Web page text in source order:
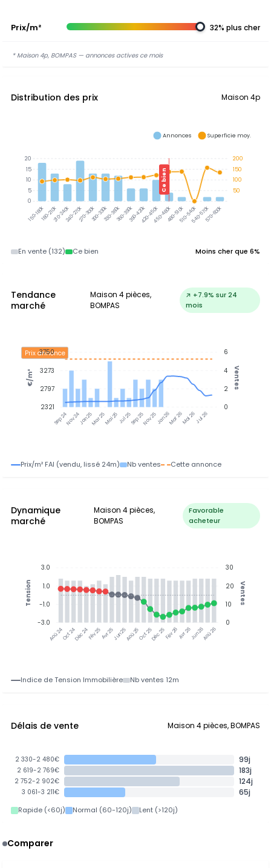
Prix/m² 32% plus cher
* Maison 4p, BOMPAS — annonces actives ce mois
Distribution des prix Maison 4p
150-180k180-210k210-240k240-270k270-300k300-330k330-360k360-390k390-420k420-450k450-480k480-510k510-540k540-570k570-600k
Ce bien
200
150
100
50
20
15
10
5
0
Annonces Superficie moy.
En vente (132) Ce bien Moins cher que 6%
Tendance
marché
Maison 4 pièces,
BOMPAS
↗ +7.9% sur 24
mois
Sep 24Nov 24Jan 25Mar 25Mai 25Jul 25Sep 25Nov 25Jan 26Mar 26Mai 26Jul 26
Prix annonce 6
4
2
0
Ventes
3750
3273
2797
2321
€/m²
Prix/m² FAI (vendu, lissé 24m) Nb ventes Cette annonce
Dynamique
marché
Maison 4 pièces,
BOMPAS
Favorable
acheteur
Aoû 24Oct 24Déc 24Fév 25Avr 25Jun 25Aoû 25Oct 25Déc 25Fév 26Avr 26Jun 26Aoû 26
30
20
10
0
Ventes
3.0
1.0
-1.0
-3.0
Tension
Indice de Tension Immobilière Nb ventes 12m
Délais de vente Maison 4 pièces, BOMPAS
2 330-2 480€ 99j
2 619-2 769€ 183j
2 752-2 902€ 124j
3 061-3 211€ 65j
Rapide (<60j) Normal (60-120j) Lent (>120j)
Comparer